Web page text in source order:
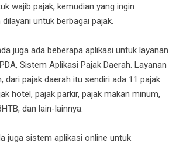
wajib pajak, kemudian yang ingin
untuk berbagai pajak.
juga ada beberapa aplikasi untuk layanan
Sistem Aplikasi Pajak Daerah. Layanan
dari pajak daerah itu sendiri ada 11 pajak
hotel, pajak parkir, pajak makan minum,
dan lain-lainnya.
juga sistem aplikasi online untuk